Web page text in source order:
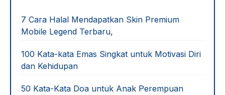
7 Cara Halal Mendapatkan Skin Premium
Mobile Legend Terbaru,
100 Kata-kata Emas Singkat untuk Motivasi Diri
dan Kehidupan
50 Kata-Kata Doa untuk Anak Perempuan